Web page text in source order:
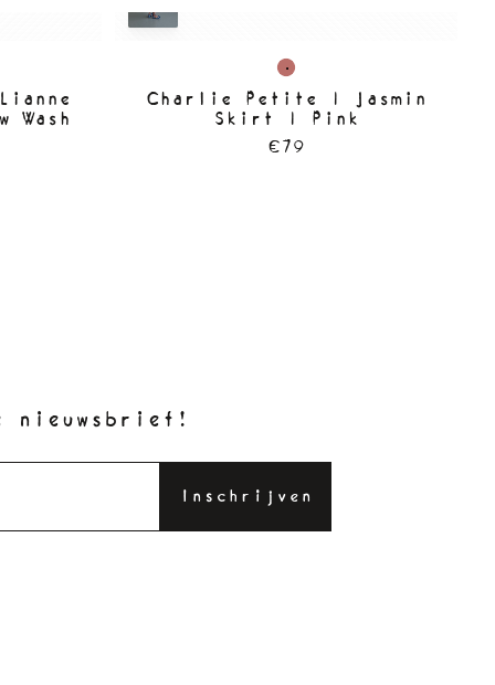
Charlie Petite | Jasmin
Skirt | Pink
€79